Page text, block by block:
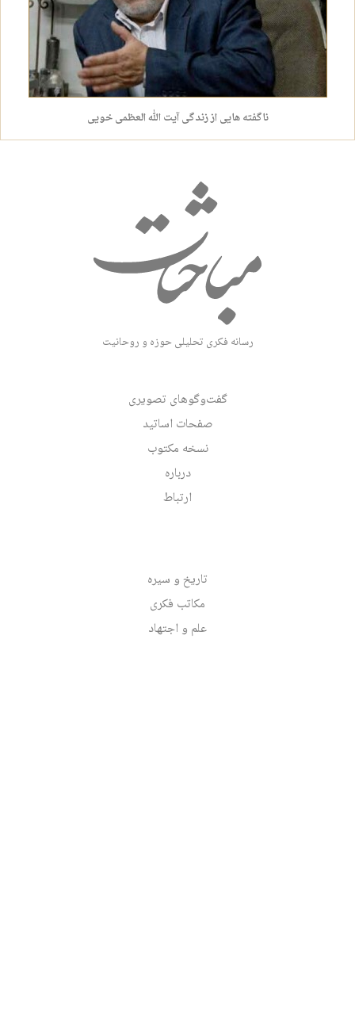
ناگفته هایی از زندگی آیت الله العظمی خویی
رسانه فکری تحلیلی حوزه و روحانیت
گفت‌وگوهای تصویری
صفحات اساتید
نسخه مکتوب
درباره
ارتباط
تاریخ و سیره
مکاتب فکری
علم و اجتهاد